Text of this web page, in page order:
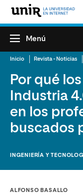
Menú
Inicio Revista - Noticias
Por qué
Industria
en los
buscados
INGENIERÍA Y
ALFONSO BASALLO